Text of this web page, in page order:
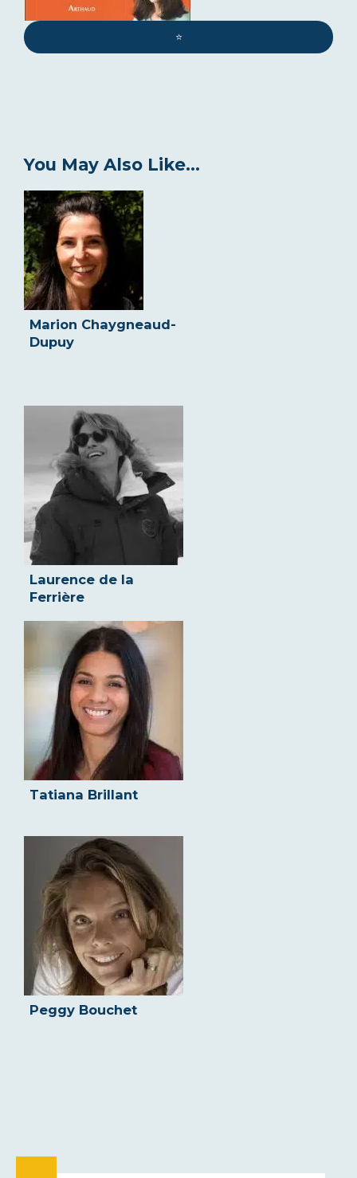
⭐️
You May Also Like...
Marion Chaygneaud-
Dupuy
Laurence de la
Ferrière
Tatiana Brillant
Peggy Bouchet